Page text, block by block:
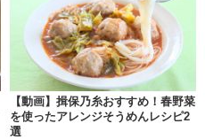
【動画】揖保乃糸おすすめ！春野菜
を使ったアレンジそうめんレシピ2
選